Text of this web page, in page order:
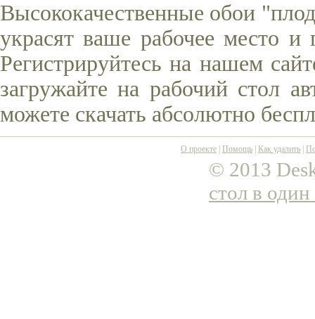
Высококачественные обои
украсят ваше рабочее место и
Регистрируйтесь на нашем
загружайте на рабочий стол
можете скачать абсолютно
О проекте Помощь Как удалить
© 2013
стол в